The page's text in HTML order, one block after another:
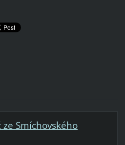
Smíchovského